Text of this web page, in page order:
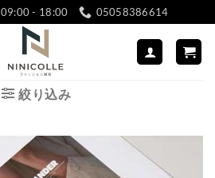
09:00 - 18:00 05058386614
絞り込み